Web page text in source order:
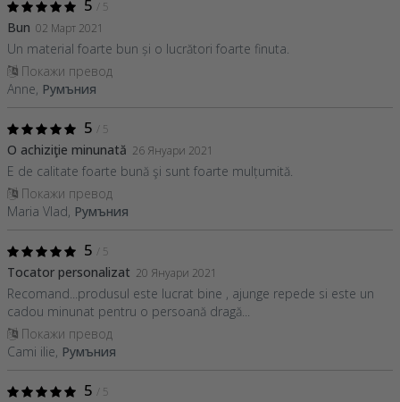
5 / 5
Bun 02 Март 2021
Un material foarte bun și o lucrători foarte finuta.
Покажи превод
Anne, Румъния
5 / 5
O achiziţie minunată 26 Януари 2021
E de calitate foarte bună şi sunt foarte mulțumită.
Покажи превод
Maria Vlad, Румъния
5 / 5
Tocator personalizat 20 Януари 2021
Recomand...produsul este lucrat bine , ajunge repede si este un
cadou minunat pentru o persoană dragă...
Покажи превод
Cami ilie, Румъния
5 / 5